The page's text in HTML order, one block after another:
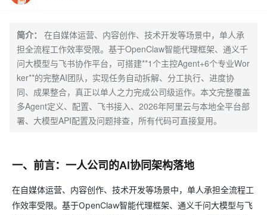
简介：
在自媒体运营、内容创作、技术开发等场景中，单人承
担全流程工作效率受限。基于OpenClaw智能代理框架、通义千
问大模型与飞书协作平台，可搭建**1个主控Agent+6个专业Wor
ker**的完整AI团队，实现任务自动拆解、分工执行、进度协
同、成果整合，真正以单人之力完成公司级运作。本文完整覆盖
多Agent定义、配置、飞书接入、2026年阿里云与本地全平台部
署、大模型API配置及问题排查，所有代码可直接复用。
一、前言：一人公司的AI协同架构落地
在自媒体运营、内容创作、技术开发等场景中，单人承担全流程工
作效率受限。基于OpenClaw智能代理框架、通义千问大模型与飞